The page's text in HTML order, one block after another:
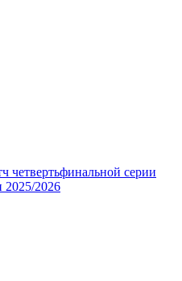
четвертьфинальной серии
2025/2026